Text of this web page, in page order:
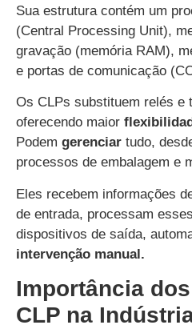
Sua estrutura contém um
(Central Processing Unit),
gravação (memória RAM),
e portas de comunicação
Os CLPs substituem relés e
oferecendo maior
Podem gerenciar tudo,
processos de embalagem e
Eles recebem informações
de entrada, processam
dispositivos de saída,
intervenção manual.
Importância
CLP na